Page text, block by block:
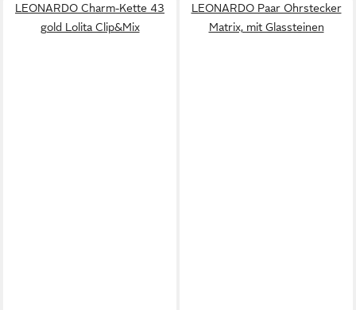
LEONARDO Charm-Kette 43
gold Lolita Clip&Mix
LEONARDO Paar Ohrstecker
Matrix, mit Glassteinen